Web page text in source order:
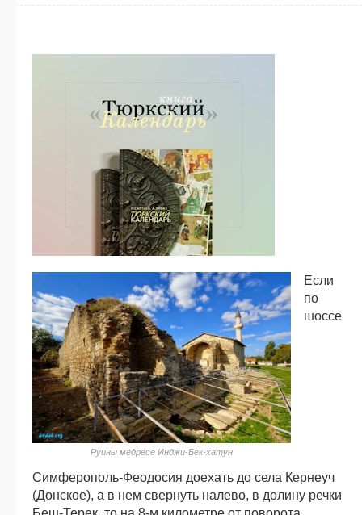
Руины медресе Инджи-Бек-хатун
Если
по
шоссе
Симферополь-Феодосия доехать до села Кернеуч
(Донское), а в нем свернуть налево, в долину речки